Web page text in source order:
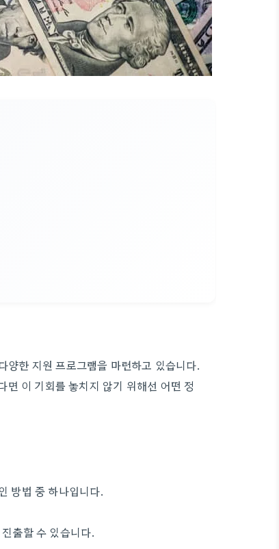
양한 지원 프로그램을 마련하고 있습니다.
이 기회를 놓치지 않기 위해선 어떤 정
방법 중 하나입니다.
출할 수 있습니다.